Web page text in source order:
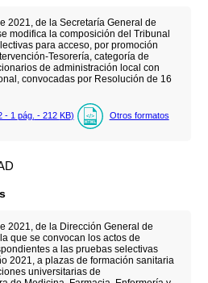
2021, de la Secretaría General de
modifica la composición del Tribunal
para acceso, por promoción
Tesorería, categoría de
de administración local con
convocadas por Resolución de 16
- 1 pág. - 212 KB) Otros formatos
2021, de la Dirección General de
que se convocan los actos de
a las pruebas selectivas
2021, a plazas de formación sanitaria
universitarias de